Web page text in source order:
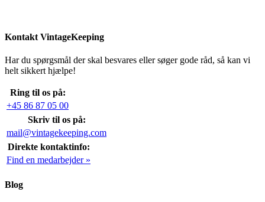
Kontakt VintageKeeping
Har du spørgsmål der skal besvares eller søger gode råd, så kan vi
helt sikkert hjælpe!
Ring til os på:
+45 86 87 05 00
Skriv til os på:
mail@vintagekeeping.com
Direkte kontaktinfo:
Find en medarbejder »
Blog